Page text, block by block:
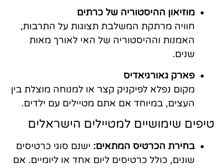
מוזיאון ההיסטוריה של כרתים
חוויה מרתקת המשלבת תצוגות על התרבות,
האמנות וההיסטוריה של האי לאורך מאות
שנים.
פארק גאורגיאדיס
מקום נפלא לפיקניק קצר או למנוחה מוצלת בין
העצים, במיוחד אם אתם מטיילים עם ילדים.
טיפים שימושיים למטיילים הישראלים
בחירת הכרטיס המתאים: ישנם סוגי כרטיסים
שונים, כולל כרטיסים ליום אחד או ליומיים. אם